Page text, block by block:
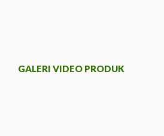
GALERI VIDEO PRODUK